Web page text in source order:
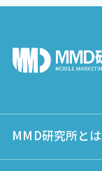
MMD研究所とは